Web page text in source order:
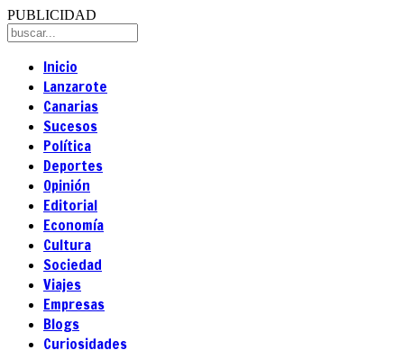
PUBLICIDAD
Inicio
Lanzarote
Canarias
Sucesos
Política
Deportes
Opinión
Editorial
Economía
Cultura
Sociedad
Viajes
Empresas
Blogs
Curiosidades